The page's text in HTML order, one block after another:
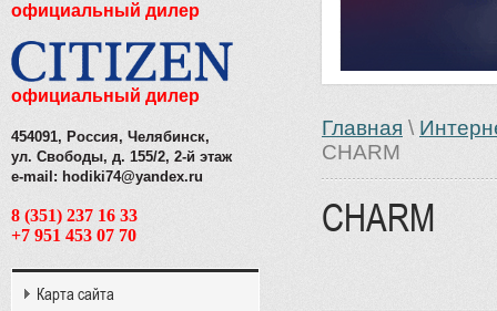
Главная \
CHARM
CHARM
официальный дилер
официальный дилер
454091, Россия, Челябинск,
ул. Свободы, д. 155/2, 2-й этаж
e-mail: hodiki74@yandex.ru
8 (351) 237 16 33
+7 951 453 07 70
Карта сайта